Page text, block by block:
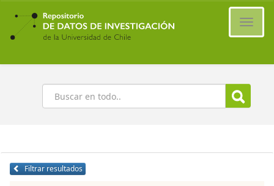
Ir
contenido
principal
Buscar
Filtrar resultados